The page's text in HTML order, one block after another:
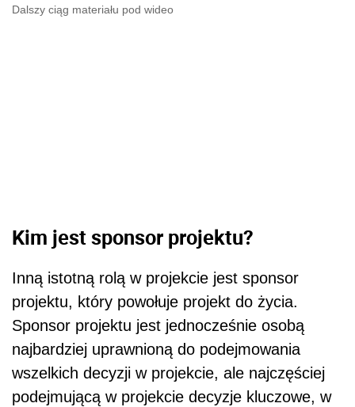
Dalszy ciąg materiału pod wideo
Kim jest sponsor projektu?
Inną istotną rolą w projekcie jest sponsor
projektu, który powołuje projekt do życia.
Sponsor projektu jest jednocześnie osobą
najbardziej uprawnioną do podejmowania
wszelkich decyzji w projekcie, ale najczęściej
podejmującą w projekcie decyzje kluczowe, w